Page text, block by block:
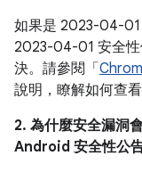
如果是 2023-04-01
2023-04-01 安全
決。請參閱「
說明，瞭解如何查
2. 為什麼安全漏洞
Android 安全性公